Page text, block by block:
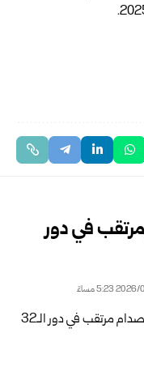
في دور